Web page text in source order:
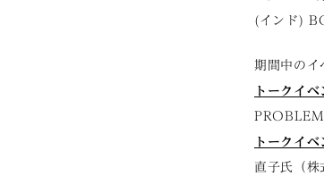
(インド)
期間中のイ
トークイ
トークイ
直子氏（